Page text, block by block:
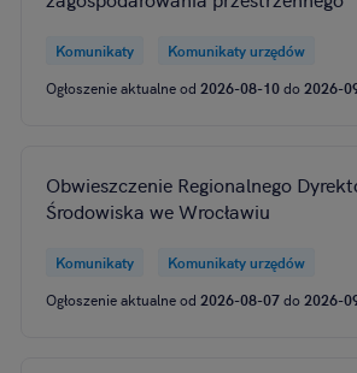
Komunikaty
Komunikaty urzędów
Ogłoszenie aktualne od 2026-08-10do 2026-
Obwieszczenie Regionalnego
Środowiska we Wrocławiu
Komunikaty
Komunikaty urzędów
Ogłoszenie aktualne od 2026-08-07do 2026-